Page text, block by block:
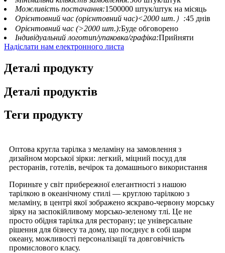
Можливість постачання:1500000 штук/штук на місяць
Орієнтовний час (орієнтовний час)<2000 шт.）:45 днів
Орієнтовний час (>2000 шт.):Буде обговорено
Індивідуальний логотип/упаковка/графіка:Прийняти
Надіслати нам електронного листа
Деталі продукту
Деталі продуктів
Теги продукту
Оптова кругла тарілка з меламіну на замовлення з
дизайном морської зірки: легкий, міцний посуд для
ресторанів, готелів, вечірок та домашнього використання
Пориньте у світ прибережної елегантності з нашою
тарілкою в океанічному стилі — круглою тарілкою з
меламіну, в центрі якої зображено яскраво-червону морську
зірку на заспокійливому морсько-зеленому тлі. Це не
просто обідня тарілка для ресторану; це універсальне
рішення для бізнесу та дому, що поєднує в собі шарм
океану, можливості персоналізації та довговічність
промислового класу.